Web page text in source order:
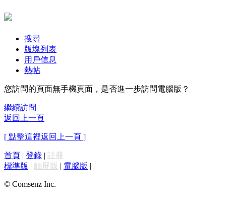
搜尋
版塊列表
用戶信息
熱帖
您訪問的頁面無手機頁面，是否進一步訪問電腦版？
繼續訪問
返回上一頁
[ 點擊這裡返回上一頁 ]
首頁 | 登錄 | 註冊
標準版 | 觸屏版 | 電腦版 |
© Comsenz Inc.